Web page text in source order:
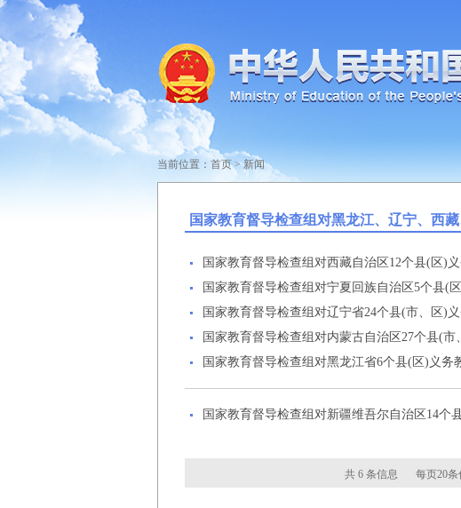
当前位置： 首页>新闻
国家教育督导检查组对黑龙江、辽宁、西
国家教育督导检查组对西藏自治区12个县(区)
国家教育督导检查组对宁夏回族自治区5个县(
国家教育督导检查组对辽宁省24个县(市、区)
国家教育督导检查组对内蒙古自治区27个县(
国家教育督导检查组对黑龙江省6个县(区)义
国家教育督导检查组对新疆维吾尔自治区14
共 6 条信息 每页20条